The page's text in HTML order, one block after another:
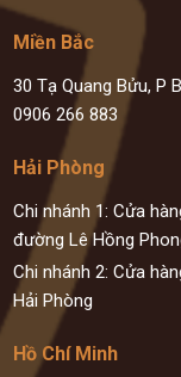
Miền Bắc
30 Tạ Quang Bửu, P
0906 266 883
Hải Phòng
Chi nhánh 1: Cửa
đường Lê Hồng
Chi nhánh 2: Cửa
Hải Phòng
Hồ Chí Minh